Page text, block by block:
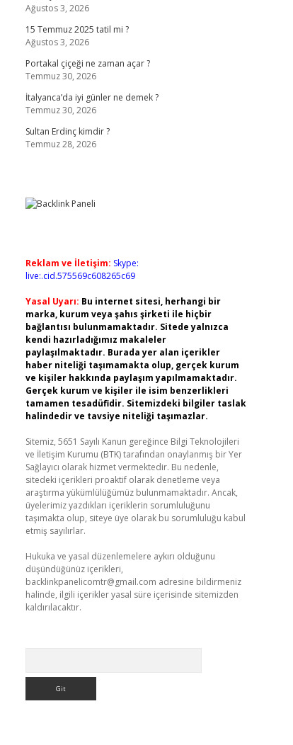
Ağustos 3, 2026
15 Temmuz 2025 tatil mi ?
Ağustos 3, 2026
Portakal çiçeği ne zaman açar ?
Temmuz 30, 2026
İtalyanca’da iyi günler ne demek ?
Temmuz 30, 2026
Sultan Erdinç kimdir ?
Temmuz 28, 2026
Reklam ve İletişim: Skype:
live:.cid.575569c608265c69
Yasal Uyarı: Bu internet sitesi, herhangi bir
marka, kurum veya şahıs şirketi ile hiçbir
bağlantısı bulunmamaktadır. Sitede yalnızca
kendi hazırladığımız makaleler
paylaşılmaktadır. Burada yer alan içerikler
haber niteliği taşımamakta olup, gerçek kurum
ve kişiler hakkında paylaşım yapılmamaktadır.
Gerçek kurum ve kişiler ile isim benzerlikleri
tamamen tesadüfidir. Sitemizdeki bilgiler taslak
halindedir ve tavsiye niteliği taşımazlar.
Sitemiz, 5651 Sayılı Kanun gereğince Bilgi Teknolojileri
ve İletişim Kurumu (BTK) tarafından onaylanmış bir Yer
Sağlayıcı olarak hizmet vermektedir. Bu nedenle,
sitedeki içerikleri proaktif olarak denetleme veya
araştırma yükümlülüğümüz bulunmamaktadır. Ancak,
üyelerimiz yazdıkları içeriklerin sorumluluğunu
taşımakta olup, siteye üye olarak bu sorumluluğu kabul
etmiş sayılırlar.
Hukuka ve yasal düzenlemelere aykırı olduğunu
düşündüğünüz içerikleri,
backlinkpanelicomtr@gmail.com adresine bildirmeniz
halinde, ilgili içerikler yasal süre içerisinde sitemizden
kaldırılacaktır.